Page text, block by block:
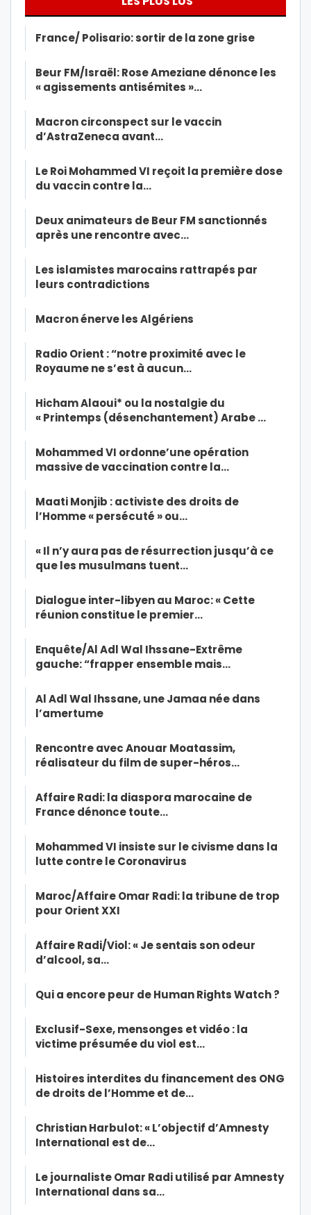
France/ Polisario: sortir de la zone grise
Beur FM/Israël: Rose Ameziane dénonce les
« agissements antisémites »…
Macron circonspect sur le vaccin
d’AstraZeneca avant…
Le Roi Mohammed VI reçoit la première dose
du vaccin contre la…
Deux animateurs de Beur FM sanctionnés
après une rencontre avec…
Les islamistes marocains rattrapés par
leurs contradictions
Macron énerve les Algériens
Radio Orient : “notre proximité avec le
Royaume ne s’est à aucun…
Hicham Alaoui* ou la nostalgie du
« Printemps (désenchantement) Arabe …
Mohammed VI ordonne’une opération
massive de vaccination contre la…
Maati Monjib : activiste des droits de
l’Homme « persécuté » ou…
« Il n’y aura pas de résurrection jusqu’à ce
que les musulmans tuent…
Dialogue inter-libyen au Maroc: « Cette
réunion constitue le premier…
Enquête/Al Adl Wal Ihssane-Extrême
gauche: “frapper ensemble mais…
Al Adl Wal Ihssane, une Jamaa née dans
l’amertume
Rencontre avec Anouar Moatassim,
réalisateur du film de super-héros…
Affaire Radi: la diaspora marocaine de
France dénonce toute…
Mohammed VI insiste sur le civisme dans la
lutte contre le Coronavirus
Maroc/Affaire Omar Radi: la tribune de trop
pour Orient XXI
Affaire Radi/Viol: « Je sentais son odeur
d’alcool, sa…
Qui a encore peur de Human Rights Watch ?
Exclusif-Sexe, mensonges et vidéo : la
victime présumée du viol est…
Histoires interdites du financement des ONG
de droits de l’Homme et de…
Christian Harbulot: « L’objectif d’Amnesty
International est de…
Le journaliste Omar Radi utilisé par Amnesty
International dans sa…